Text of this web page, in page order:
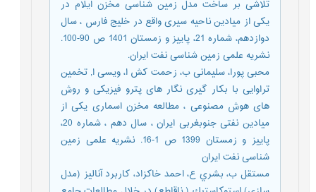
تلاشی بر ساخت مدل زمین شناسی مخزن ایلام در
یکی از میادین ناحیه سیری واقع در خلیج فارس ، سال
دوازدهم، شماره 21، پاییز و زمستان 1401 ص 90-100.
نشریه علمی زمین شناسی نفت ایران.
محبی پورا، سلیمانی ب، زحمت کش ا، ویسی ا, تخمین
تراوایی با بکار گیری نگار های پترو فیزیکی و روش
های هوش مصنوعی ، مطالعه مخزن اسماری یکی از
میادین نفتی جنوبغربی ایران ، سال دهم ، شماره 20،
پاییز و زمستان 1399 ص 1-16. نشریه علمی زمین
شناسی نفت ایران
مستقل ب، بشري ع، احمد خاكزاد، كاربرد آناليز (مدل